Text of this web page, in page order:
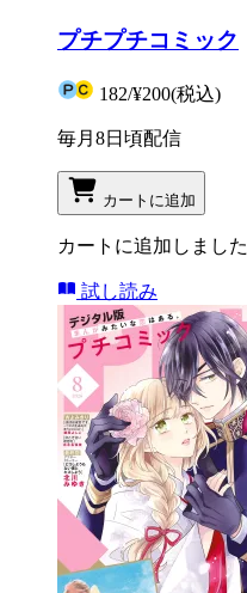
プチプチコミック
182/¥200(税込)
毎月8日頃配信
カートに追加
カートに追加しました
試し読み